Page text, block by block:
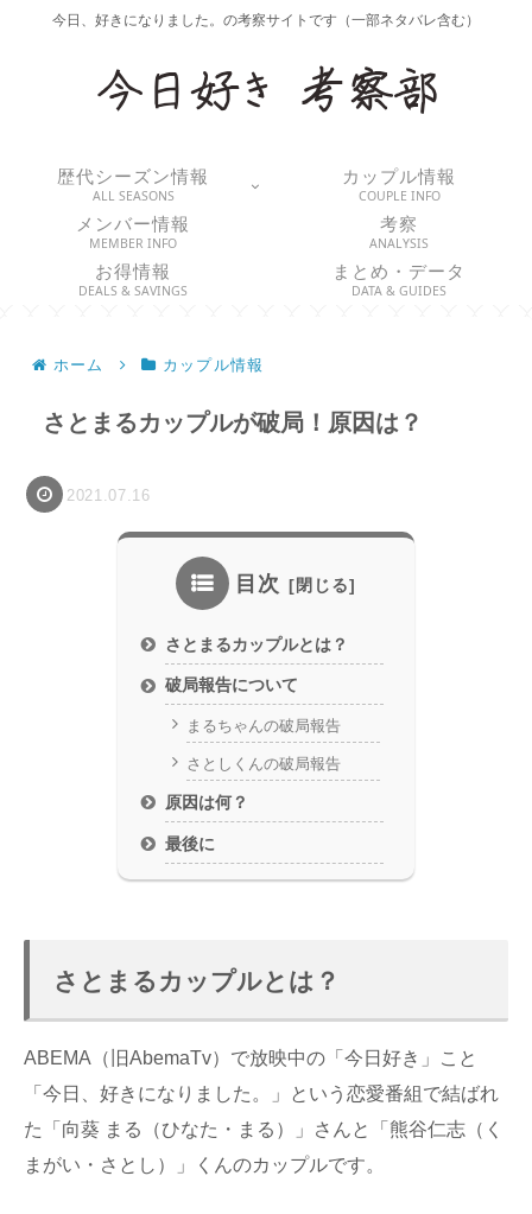
今日、好きになりました。の考察サイトです（一部ネタバレ含む）
歴代シーズン情報
ALL SEASONS
カップル情報
COUPLE INFO
メンバー情報
MEMBER INFO
考察
ANALYSIS
お得情報
DEALS & SAVINGS
まとめ・データ
DATA & GUIDES
ホーム カップル情報
さとまるカップルが破局！原因は？
2021.07.16
目次
さとまるカップルとは？
破局報告について
まるちゃんの破局報告
さとしくんの破局報告
原因は何？
最後に
さとまるカップルとは？
ABEMA（旧AbemaTv）で放映中の「今日好き」こと
「今日、好きになりました。」という恋愛番組で結ばれ
た「向葵 まる（ひなた・まる）」さんと「熊谷仁志（く
まがい・さとし）」くんのカップルです。